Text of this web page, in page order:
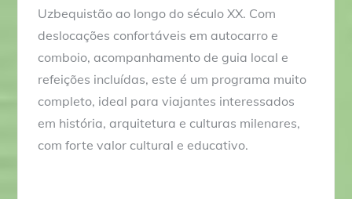
Uzbequistão ao longo do século XX. Com
deslocações confortáveis em autocarro e
comboio, acompanhamento de guia local e
refeições incluídas, este é um programa muito
completo, ideal para viajantes interessados
em história, arquitetura e culturas milenares,
com forte valor cultural e educativo.